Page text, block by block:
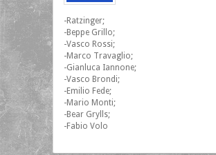
-Ratzinger;
-Beppe Grillo;
-Vasco Rossi;
-Marco Travaglio;
-Gianluca Iannone;
-Vasco Brondi;
-Emilio Fede;
-Mario Monti;
-Bear Grylls;
-Fabio Volo